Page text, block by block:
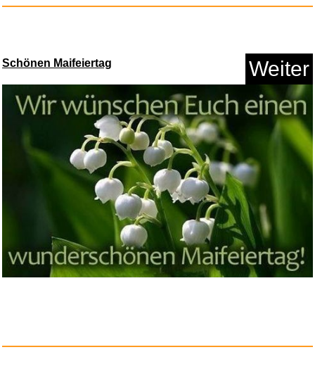
Anzeige
Burger Inc: Kochspiele - ein C...
Schönen Maifeiertag Weiter